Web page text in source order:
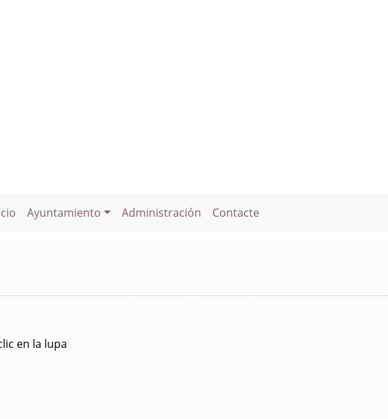
Ayuntamiento Administración Contacte
en la lupa